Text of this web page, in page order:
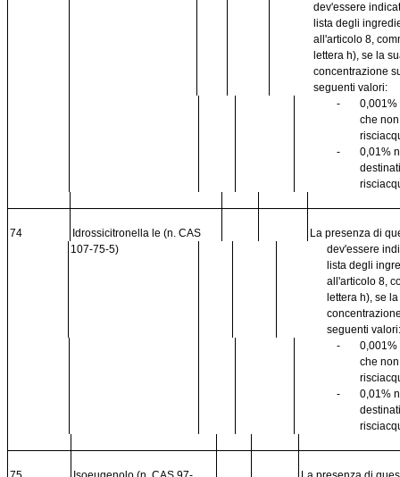
dev'essere
lista degli
all'articolo 8,
lettera h), se la
concentrazione
seguenti valori:
-
che
-
0,01%
74 Idrossicitronella le (n. CAS
La presenza di
107-75-5)
dev'essere
lista degli
all'articolo 8,
lettera h), se
seguenti
-
che
-
0,01%